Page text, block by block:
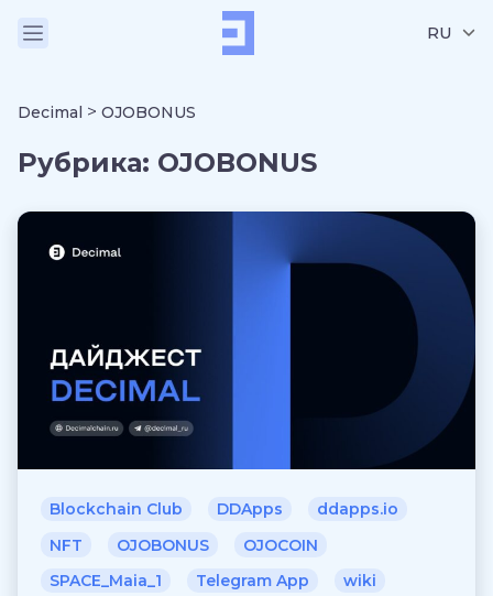
RU
Decimal > OJOBONUS
Рубрика: OJOBONUS
Blockchain Club DDApps
ddapps.io
NFT
OJOBONUS
OJOCOIN
SPACE_Maia_1
Telegram App
wiki